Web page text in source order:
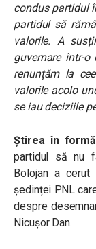
condus partidul
partidul să
valorile. A
guvernare într-
renunțăm la
valorile acolo
se iau deciziile
Știrea în
partidul să nu
Bolojan a
ședinței PNL
despre
Nicușor Dan.